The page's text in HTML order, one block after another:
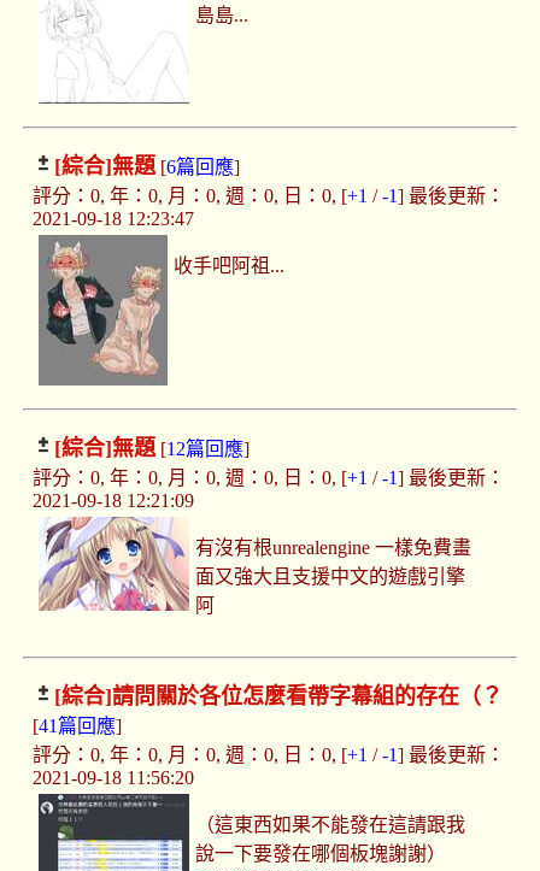
島島...
[綜合]無題[6篇回應]
評分：0, 年：0, 月：0, 週：0, 日：0, [+1 /-1] 最後更新：
2021-09-18 12:23:47
收手吧阿祖...
[綜合]無題[12篇回應]
評分：0, 年：0, 月：0, 週：0, 日：0, [+1 /-1] 最後更新：
2021-09-18 12:21:09
有沒有根unrealengine 一樣免費畫
面又強大且支援中文的遊戲引擎
阿
[綜合]請問關於各位怎麼看帶字幕組的存在（？
[41篇回應]
評分：0, 年：0, 月：0, 週：0, 日：0, [+1 /-1] 最後更新：
2021-09-18 11:56:20
（這東西如果不能發在這請跟我
說一下要發在哪個板塊謝謝）